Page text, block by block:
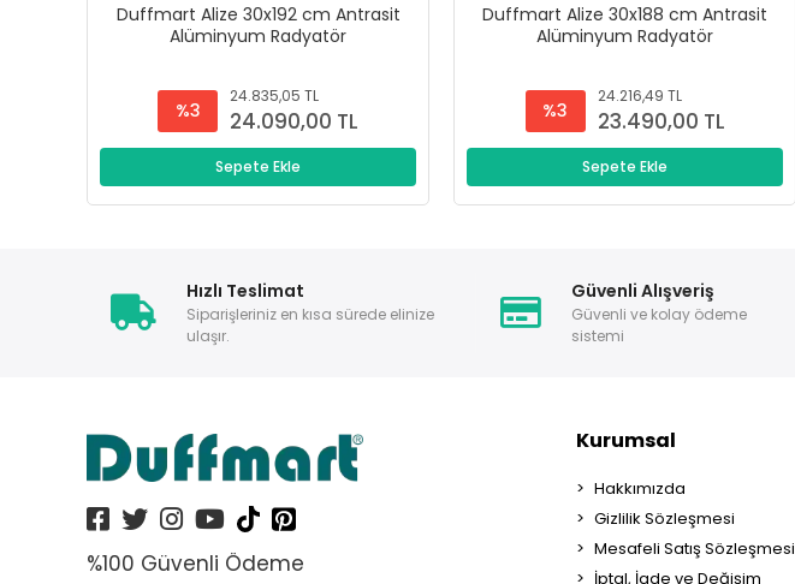
Duffmart Alize 30x192 cm Antrasit
Alüminyum Radyatör
%3
24.835,05 TL
24.090,00 TL
Sepete Ekle
Duffmart Alize 30x188 cm Antrasit
Alüminyum Radyatör
%3
24.216,49 TL
23.490,00 TL
Sepete Ekle
Hızlı Teslimat
Siparişleriniz en kısa sürede elinize
ulaşır.
Güvenli Alışveriş
Güvenli ve kolay ödeme
sistemi
%100 Güvenli Ödeme
Kurumsal
Hakkımızda
Gizlilik Sözleşmesi
Mesafeli Satış Sözleşmesi
İptal, İade ve Değişim